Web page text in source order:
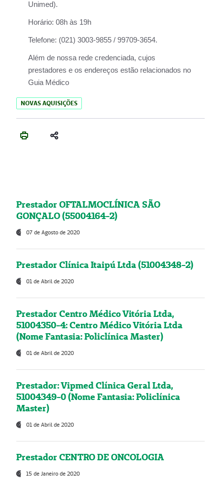
Unimed).
Horário: 08h às 19h
Telefone: (021) 3003-9855 / 99709-3654.
Além de nossa rede credenciada, cujos
prestadores e os endereços estão relacionados no
Guia Médico
NOVAS AQUISIÇÕES
Prestador OFTALMOCLÍNICA SÃO
GONÇALO (55004164-2)
07 de Agosto de 2020
Prestador Clínica Itaipú Ltda (51004348-2)
01 de Abril de 2020
Prestador Centro Médico Vitória Ltda,
51004350-4: Centro Médico Vitória Ltda
(Nome Fantasia: Policlínica Master)
01 de Abril de 2020
Prestador: Vipmed Clínica Geral Ltda,
51004349-0 (Nome Fantasia: Policlínica
Master)
01 de Abril de 2020
Prestador CENTRO DE ONCOLOGIA
15 de Janeiro de 2020